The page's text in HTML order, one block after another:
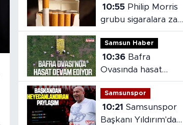
10:55
grubu sigaralara zam
geldi
Samsun Haber
10:36
Ovasında hasat
devam ediyor
Samsunspor
10:21 Samsunspor
Başkanı Yıldırım'dan